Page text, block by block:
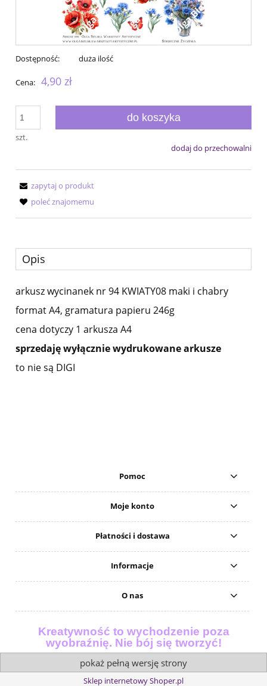
Dostępność: duża ilość
Cena: 4,90 zł
szt.
do koszyka
dodaj do przechowalni
zapytaj o produkt
poleć znajomemu
Opis
arkusz wycinanek nr 94 KWIATY08 maki i chabry
format A4, gramatura papieru 246g
cena dotyczy 1 arkusza A4
sprzedaję wyłącznie wydrukowane arkusze
to nie są DIGI
Pomoc
Moje konto
Płatności i dostawa
Informacje
O nas
Kreatywność to wychodzenie poza
wyobraźnię. Nie bój się tworzyć!
pokaż pełną wersję strony
Sklep internetowy Shoper.pl